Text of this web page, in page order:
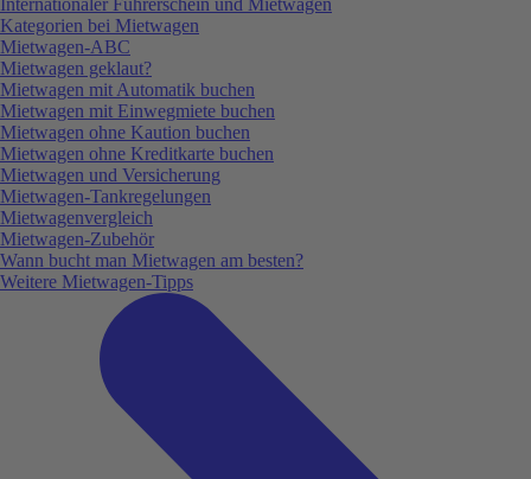
Kategorien bei Mietwagen
Mietwagen-ABC
Mietwagen geklaut?
Mietwagen mit Automatik buchen
Mietwagen mit Einwegmiete buchen
Mietwagen ohne Kaution buchen
Mietwagen ohne Kreditkarte buchen
Mietwagen und Versicherung
Mietwagen-Tankregelungen
Mietwagenvergleich
Mietwagen-Zubehör
Wann bucht man Mietwagen am besten?
Weitere Mietwagen-Tipps